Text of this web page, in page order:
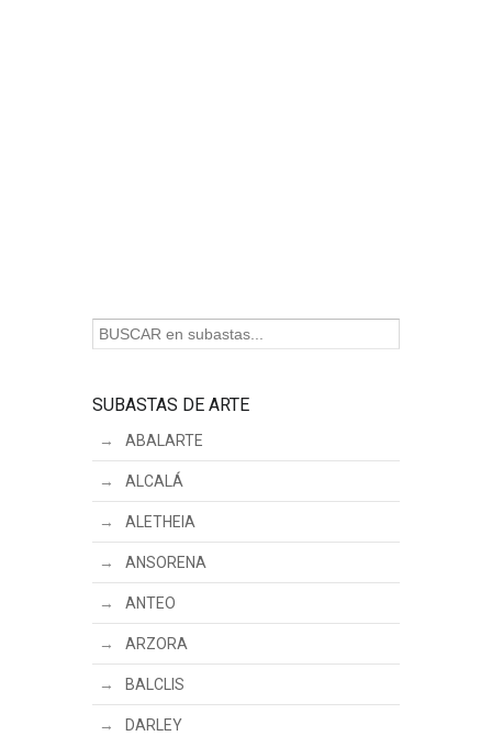
SUBASTAS DE ARTE
ABALARTE
ALCALÁ
ALETHEIA
ANSORENA
ANTEO
ARZORA
BALCLIS
DARLEY